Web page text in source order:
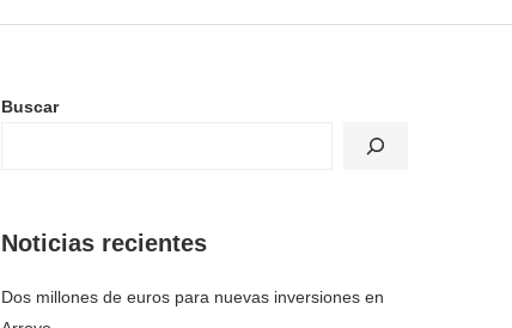
Buscar
Noticias recientes
Dos millones de euros para nuevas inversiones en